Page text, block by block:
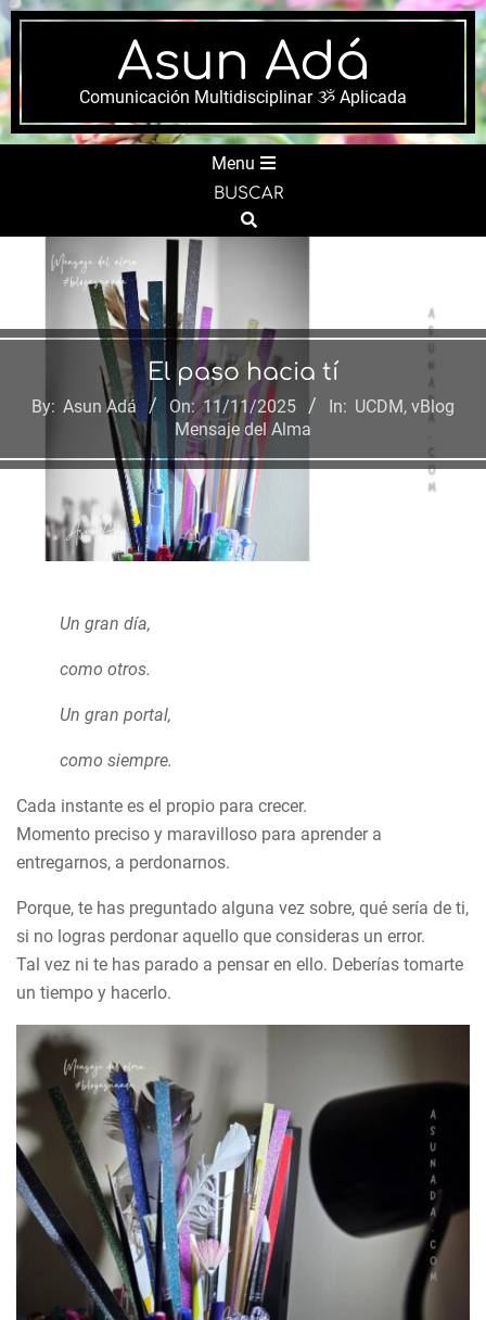
Skip
to
content
Asun Adá
Comunicación Multidisciplinar ૐ Aplicada
Menu
BUSCAR
Search
El paso hacia tí
By: Asun Adá On: 11/11/2025 In: UCDM, vBlog
Mensaje del Alma
Un gran día,
como otros.
Un gran portal,
como siempre.
Cada instante es el propio para crecer.
Momento preciso y maravilloso para aprender a
entregarnos, a perdonarnos.
Porque, te has preguntado alguna vez sobre, qué sería de ti,
si no logras perdonar aquello que consideras un error.
Tal vez ni te has parado a pensar en ello. Deberías tomarte
un tiempo y hacerlo.